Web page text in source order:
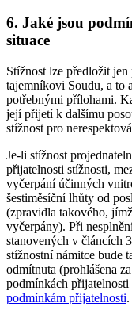
6. Jaké jsou
situace
Stížnost lze předložit
tajemníkovi Soudu, a to
potřebnými přílohami.
její přijetí k dalšímu
stížnost pro
Je-li stížnost
přijatelnosti stížnosti,
vyčerpání účinných
šestiměsíční lhůty od
(zpravidla takového,
vyčerpány). Při
stanovených v článcích
stížnostní námitce bude
odmítnuta (prohlášena
podmínkách přijatelnosti
podmínkám přijatelnosti.